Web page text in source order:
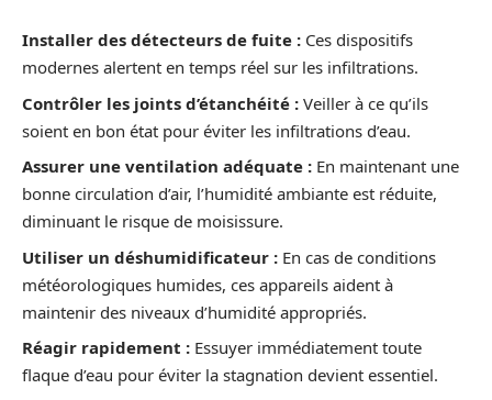
Installer des détecteurs de fuite : Ces dispositifs
modernes alertent en temps réel sur les infiltrations.
Contrôler les joints d’étanchéité : Veiller à ce qu’ils
soient en bon état pour éviter les infiltrations d’eau.
Assurer une ventilation adéquate : En maintenant une
bonne circulation d’air, l’humidité ambiante est réduite,
diminuant le risque de moisissure.
Utiliser un déshumidificateur : En cas de conditions
météorologiques humides, ces appareils aident à
maintenir des niveaux d’humidité appropriés.
Réagir rapidement : Essuyer immédiatement toute
flaque d’eau pour éviter la stagnation devient essentiel.